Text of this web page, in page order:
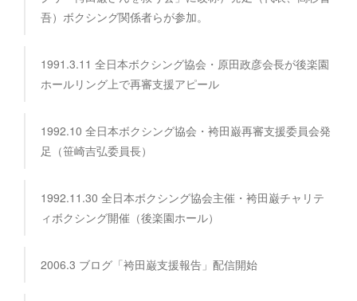
吾）ボクシング関係者らが参加。
1991.3.11 全日本ボクシング協会・原田政彦会長が後楽園
ホールリング上で再審支援アピール
1992.10 全日本ボクシング協会・袴田巌再審支援委員会発
足（笹崎吉弘委員長）
1992.11.30 全日本ボクシング協会主催・袴田巌チャリテ
ィボクシング開催（後楽園ホール）
2006.3 ブログ「袴田巌支援報告」配信開始